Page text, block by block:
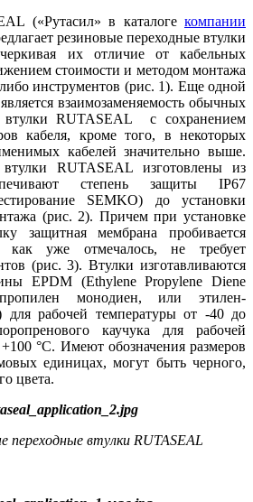
(«Рутасил» в каталоге компании
резиновые переходные втулки
их отличие от кабельных
стоимости и методом монтажа
инструментов (рис. 1). Еще одной
взаимозаменяемость обычных
втулки RUTASEAL с сохранением
кабеля, кроме того, в некоторых
кабелей значительно выше.
RUTASEAL изготовлены из
степень защиты IP67
SEMKO) до установки
(рис. 2). Причем при установке
защитная мембрана пробивается
как уже отмечалось, не требует
(рис. 3). Втулки изготавливаются
EPDM (Ethylene Propylene Diene
монодиен, или этилен-
для рабочей температуры от -40 до
каучука для рабочей
°С. Имеют обозначения размеров
единицах, могут быть черного,
цвета.
переходные втулки RUTASEAL